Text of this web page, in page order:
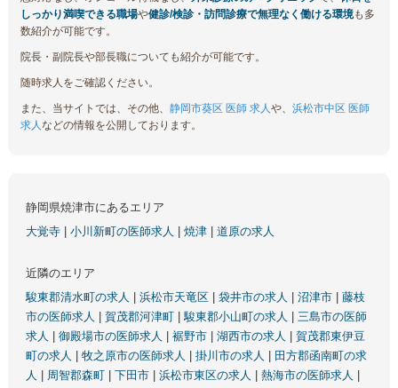
しっかり満喫できる職場や健診/検診・訪問診療で無理なく働ける環境も多
数紹介が可能です。
院長・副院長や部長職についても紹介が可能です。
随時求人をご確認ください。
また、当サイトでは、その他、 静岡市葵区 医師 求人 や、 浜松市中区 医師
求人 などの情報を公開しております。
静岡県焼津市にあるエリア
大覚寺 | 小川新町の医師求人 | 焼津 | 道原の求人
近隣のエリア
駿東郡清水町の求人 | 浜松市天竜区 | 袋井市の求人 | 沼津市 | 藤枝
市の医師求人 | 賀茂郡河津町 | 駿東郡小山町の求人 | 三島市の医師
求人 | 御殿場市の医師求人 | 裾野市 | 湖西市の求人 | 賀茂郡東伊豆
町の求人 | 牧之原市の医師求人 | 掛川市の求人 | 田方郡函南町の求
人 | 周智郡森町 | 下田市 | 浜松市東区の求人 | 熱海市の医師求人 |